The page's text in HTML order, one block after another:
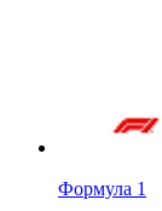
Формула 1